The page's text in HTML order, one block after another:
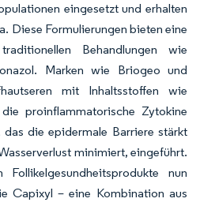
eingesetzt und erhalten
Diese Formulierungen bieten eine
Behandlungen wie
Marken wie Briogeo und
mit Inhaltsstoffen wie
proinflammatorische Zytokine
die epidermale Barriere stärkt
minimiert, eingeführt.
nun
Capixyl – eine Kombination aus